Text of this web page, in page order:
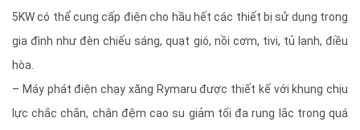
5KW có thể cung cấp điện cho hầu hết các thiết bị sử dụng trong
gia đình như đèn chiếu sáng, quạt gió, nồi cơm, tivi, tủ lạnh, điều
hòa.
– Máy phát điện chạy xăng Rymaru được thiết kế với khung chịu
lực chắc chắn, chân đệm cao su giảm tối đa rung lắc trong quá